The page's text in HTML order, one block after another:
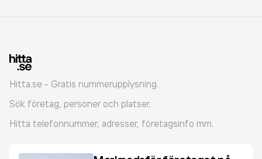
Hitta.se - Gratis nummerupplysning.
Sök företag, personer och platser.
Hitta telefonnummer, adresser, företagsinfo mm.